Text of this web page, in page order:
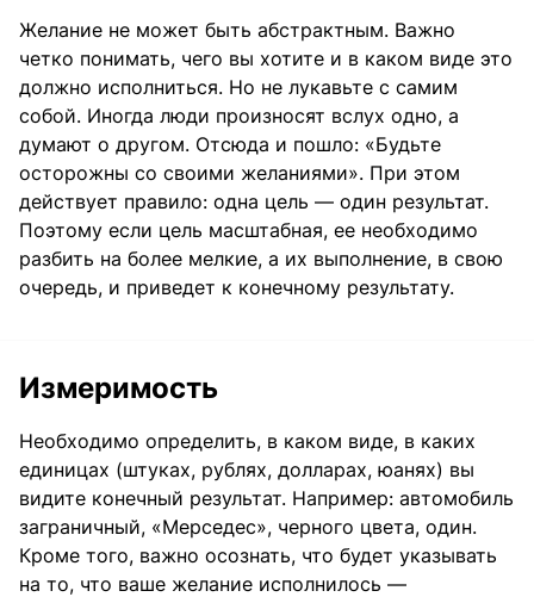
Желание не может быть абстрактным. Важно
четко понимать, чего вы хотите и в каком виде это
должно исполниться. Но не лукавьте с самим
собой. Иногда люди произносят вслух одно, а
думают о другом. Отсюда и пошло: «Будьте
осторожны со своими желаниями». При этом
действует правило: одна цель — один результат.
Поэтому если цель масштабная, ее необходимо
разбить на более мелкие, а их выполнение, в свою
очередь, и приведет к конечному результату.
Измеримость
Необходимо определить, в каком виде, в каких
единицах (штуках, рублях, долларах, юанях) вы
видите конечный результат. Например: автомобиль
заграничный, «Мерседес», черного цвета, один.
Кроме того, важно осознать, что будет указывать
на то, что ваше желание исполнилось —